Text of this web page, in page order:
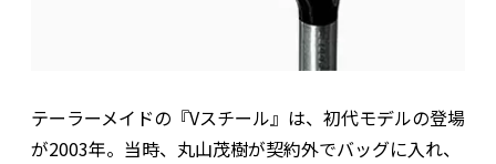
テーラーメイドの『Vスチール』は、初代モデルの登場
が2003年。当時、丸山茂樹が契約外でバッグに入れ、